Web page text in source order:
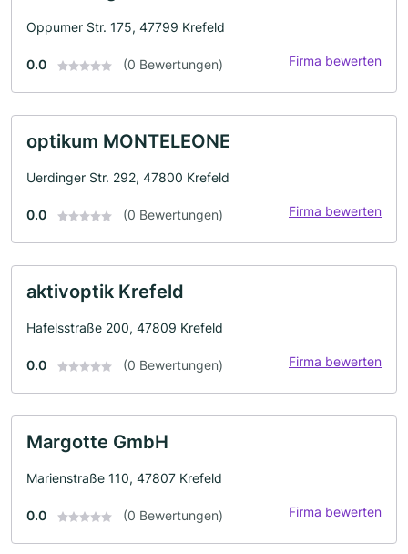
Oppumer Str. 175, 47799 Krefeld
0.0 (0 Bewertungen) Firma bewerten
optikum MONTELEONE
Uerdinger Str. 292, 47800 Krefeld
0.0 (0 Bewertungen) Firma bewerten
aktivoptik Krefeld
Hafelsstraße 200, 47809 Krefeld
0.0 (0 Bewertungen) Firma bewerten
Margotte GmbH
Marienstraße 110, 47807 Krefeld
0.0 (0 Bewertungen) Firma bewerten